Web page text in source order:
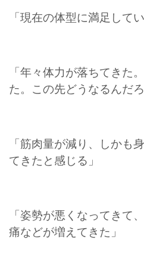
「現在の体型に満足してい
「年々体力が落ちてきた
た。この先どうなるんだ
「筋肉量が減り、しかも
てきたと感じる」
「姿勢が悪くなってきて
痛などが増えてきた」